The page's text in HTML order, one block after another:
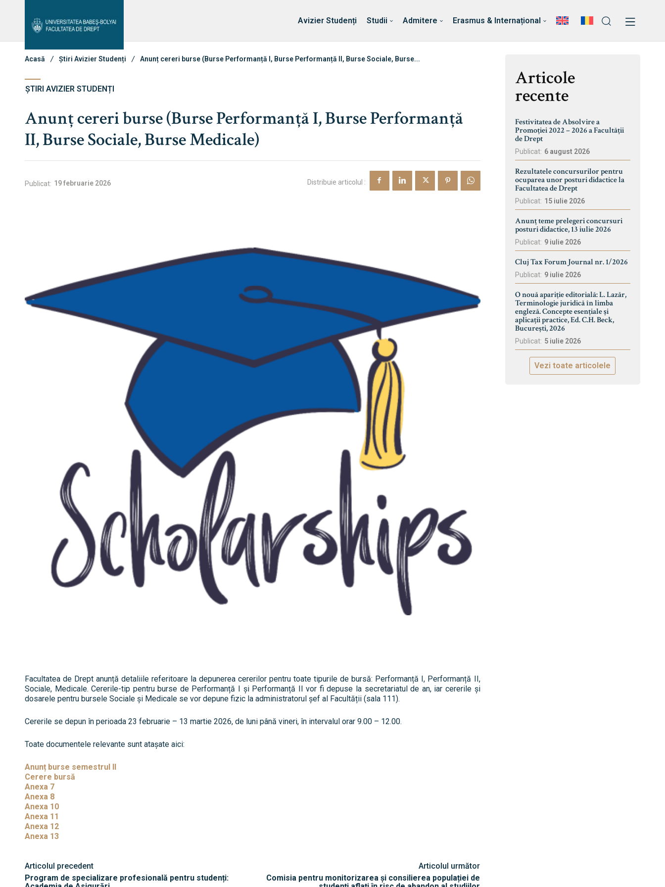
Avizier Studenți Erasmus & Internațional Despre Facultate Știri Echipa Facultății
Bibliotecă & Reviste Contact
UNIVERSITATEA BABEȘ - BOLYAI
FACULTATEA
DE DREPT
Avizier Studenți
Admitere
Erasmus & Internațional
Despre Facultate
Echipa Facultății
Bibliotecă & Reviste
Contact
Avizier Studenți Studii Admitere Erasmus & Internațional
Acasă Știri Avizier Studenți Anunț cereri burse (Burse Performanță I, Burse Performanță II, Burse Sociale, Burse...
ȘTIRI AVIZIER STUDENȚI
Anunț cereri burse (Burse Performanță I, Burse Performanță
II, Burse Sociale, Burse Medicale)
Publicat: 19 februarie 2026 Distribuie articolul :
Facultatea de Drept anunță detaliile referitoare la depunerea cererilor pentru toate tipurile de bursă: Performanță I, Performanță II,
Sociale, Medicale. Cererile-tip pentru burse de Performanță I și Performanță II vor fi depuse la secretariatul de an, iar cererile și
dosarele pentru bursele Sociale și Medicale se vor depune fizic la administratorul șef al Facultății (sala 111).
Cererile se depun în perioada 23 februarie – 13 martie 2026, de luni până vineri, în intervalul orar 9.00 – 12.00.
Toate documentele relevante sunt atașate aici:
Anunț burse semestrul II
Cerere bursă
Anexa 7
Anexa 8
Anexa 10
Anexa 11
Anexa 12
Anexa 13
Articolul precedent
Program de specializare profesională pentru studenți:
Articolul următor
Comisia pentru monitorizarea și consilierea populației de
Articole
recente
Festivitatea de Absolvire a
Promoției 2022 – 2026 a Facultății
de Drept
Publicat: 6 august 2026
Rezultatele concursurilor pentru
ocuparea unor posturi didactice la
Facultatea de Drept
Publicat: 15 iulie 2026
Anunț teme prelegeri concursuri
posturi didactice, 13 iulie 2026
Publicat: 9 iulie 2026
Cluj Tax Forum Journal nr. 1/2026
Publicat: 9 iulie 2026
O nouă apariție editorială: L. Lazăr,
Terminologie juridică în limba
engleză. Concepte esențiale și
aplicații practice, Ed. C.H. Beck,
București, 2026
Publicat: 5 iulie 2026
Vezi toate articolele